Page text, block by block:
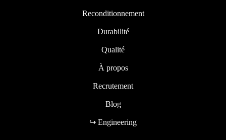
Reconditionnement
Durabilité
Qualité
À propos
Recrutement
Blog
↪ Engineering